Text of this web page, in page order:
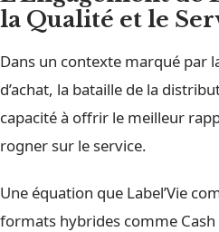
la Qualité et le
Dans un contexte marqué par
d’achat, la bataille de la
capacité à offrir le meilleur
rogner sur le service.
Une équation que Label’Vie
formats hybrides comme Cash